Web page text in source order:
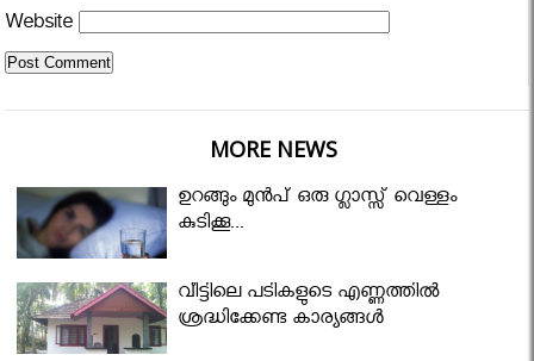
Website
MORE NEWS
ഉറങ്ങും മുന്‍പ് ഒരു ഗ്ലാസ്സ് വെള്ളം
കുടിക്കൂ...
വീട്ടിലെ പടികളുടെ എണ്ണത്തിൽ
ശ്രദ്ധിക്കേണ്ട കാര്യങ്ങൾ